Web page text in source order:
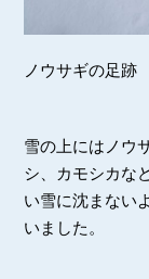
ノウサギの足跡
雪の上にはノウ
シ、カモシカな
い雪に沈まない
いました。